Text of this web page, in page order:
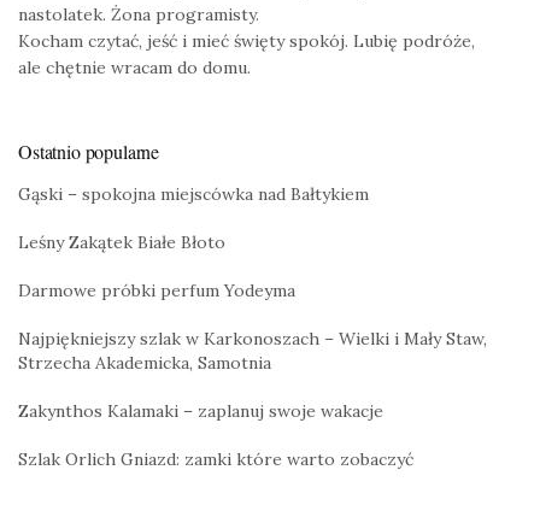
nastolatek. Żona programisty.
Kocham czytać, jeść i mieć święty spokój. Lubię podróże,
ale chętnie wracam do domu.
Ostatnio popularne
Gąski – spokojna miejscówka nad Bałtykiem
Leśny Zakątek Białe Błoto
Darmowe próbki perfum Yodeyma
Najpiękniejszy szlak w Karkonoszach – Wielki i Mały Staw,
Strzecha Akademicka, Samotnia
Zakynthos Kalamaki – zaplanuj swoje wakacje
Szlak Orlich Gniazd: zamki które warto zobaczyć